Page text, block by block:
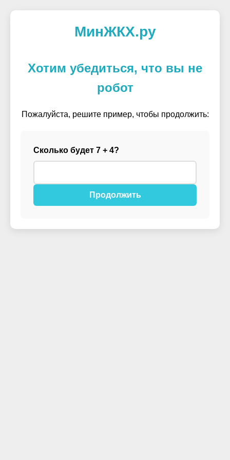
МинЖКХ.ру
Хотим убедиться, что вы не
робот
Пожалуйста, решите пример, чтобы продолжить:
Сколько будет 7 + 4?
Продолжить